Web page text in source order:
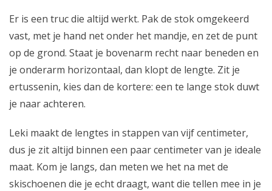
Er is een truc die altijd werkt. Pak de stok omgekeerd
vast, met je hand net onder het mandje, en zet de punt
op de grond. Staat je bovenarm recht naar beneden en
je onderarm horizontaal, dan klopt de lengte. Zit je
ertussenin, kies dan de kortere: een te lange stok duwt
je naar achteren.
Leki maakt de lengtes in stappen van vijf centimeter,
dus je zit altijd binnen een paar centimeter van je ideale
maat. Kom je langs, dan meten we het na met de
skischoenen die je echt draagt, want die tellen mee in je